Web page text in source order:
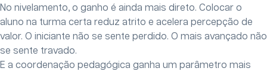
No nivelamento, o ganho é ainda mais direto. Colocar o
aluno na turma certa reduz atrito e acelera percepção de
valor. O iniciante não se sente perdido. O mais avançado não
se sente travado.
E a coordenação pedagógica ganha um parâmetro mais